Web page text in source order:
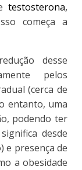
testosterona,
começa a
desse
pelos
(cerca de
entanto, uma
podendo ter
desde
e presença de
a obesidade